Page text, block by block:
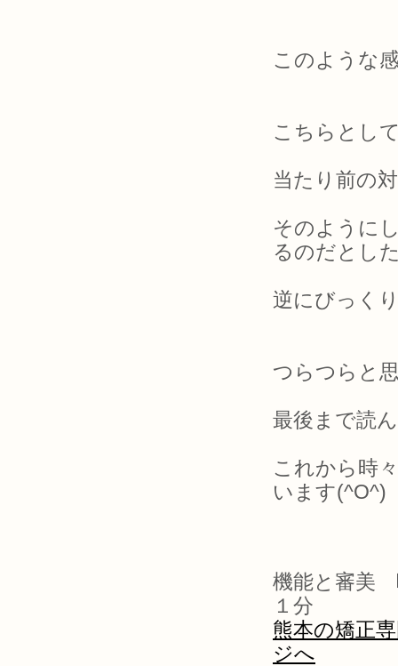
このような
こちらとし
当たり前の
そのように
るのだとし
逆にびっく
つらつらと
最後まで読
これから時
います(^O^)
機能と審美
１分
熊本の矯正
ジへ